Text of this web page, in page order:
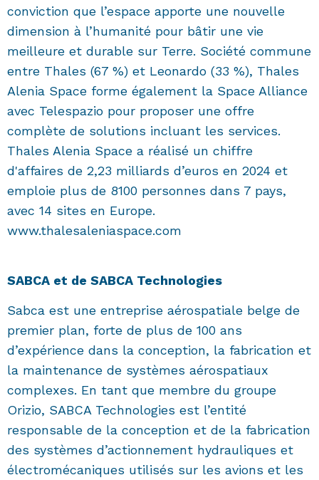
conviction que l’espace apporte une nouvelle
dimension à l’humanité pour bâtir une vie
meilleure et durable sur Terre. Société commune
entre Thales (67 %) et Leonardo (33 %), Thales
Alenia Space forme également la Space Alliance
avec Telespazio pour proposer une offre
complète de solutions incluant les services.
Thales Alenia Space a réalisé un chiffre
d'affaires de 2,23 milliards d’euros en 2024 et
emploie plus de 8100 personnes dans 7 pays,
avec 14 sites en Europe.
www.thalesaleniaspace.com
SABCA et de SABCA Technologies
Sabca est une entreprise aérospatiale belge de
premier plan, forte de plus de 100 ans
d’expérience dans la conception, la fabrication et
la maintenance de systèmes aérospatiaux
complexes. En tant que membre du groupe
Orizio, SABCA Technologies est l’entité
responsable de la conception et de la fabrication
des systèmes d’actionnement hydrauliques et
électromécaniques utilisés sur les avions et les